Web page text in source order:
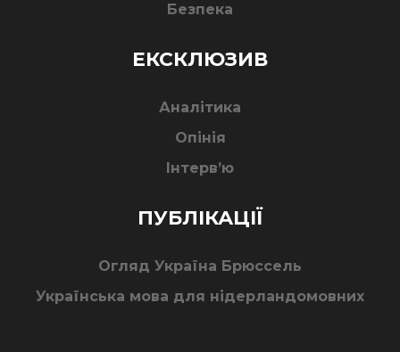
Безпека
ЕКСКЛЮЗИВ
Аналітика
Опінія
Інтерв’ю
ПУБЛІКАЦІЇ
Огляд Україна Брюссель
Українська мова для нідерландомовних